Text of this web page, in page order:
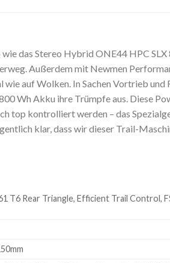
das Stereo Hybrid ONE44 HPC
Außerdem mit Newmen
auf Wolken. In Sachen Vortrieb
Wh Akku ihre Trümpfe aus. Diese
top kontrolliert werden – das
klar, dass wir dieser Trail-
Rear Triangle, Efficient Trail Control,